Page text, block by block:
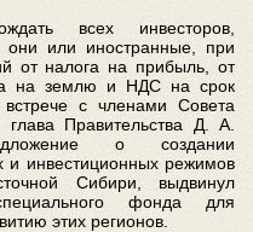
всех инвесторов,
они или иностранные, при
от налога на прибыль, от
на землю и НДС на срок
с членами Совета
Правительства Д. А.
о создании
инвестиционных режимов
Сибири, выдвинул
фонда для
этих регионов.